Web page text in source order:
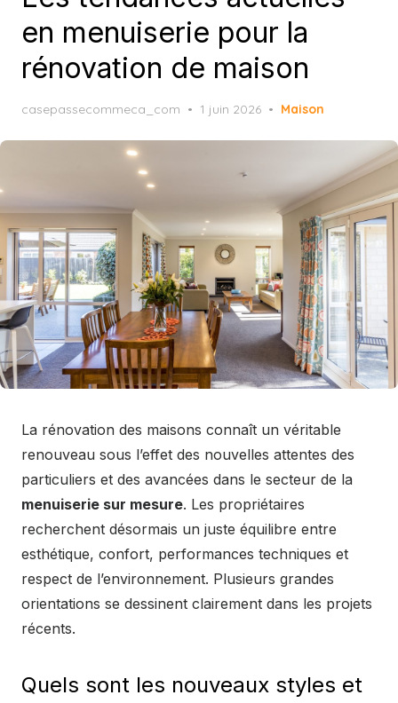
en menuiserie pour la
rénovation de maison
casepassecommeca_com
Posted
1 juin 2026 Maison
La rénovation des maisons connaît un véritable
renouveau sous l’effet des nouvelles attentes des
particuliers et des avancées dans le secteur de la
menuiserie sur mesure. Les propriétaires
recherchent désormais un juste équilibre entre
esthétique, confort, performances techniques et
respect de l’environnement. Plusieurs grandes
orientations se dessinent clairement dans les projets
récents.
Quels sont les nouveaux styles et